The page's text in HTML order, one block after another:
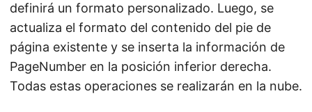
definirá un formato personalizado. Luego, se
actualiza el formato del contenido del pie de
página existente y se inserta la información de
PageNumber en la posición inferior derecha.
Todas estas operaciones se realizarán en la nube.